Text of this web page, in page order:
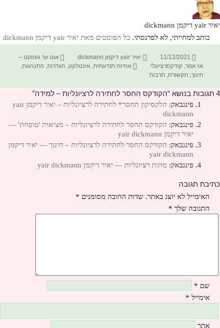
יאיר yair דיקמן dickmann
כותב למחייתי, לא לפרנסתי. כל הפוסטים מאת יאיר yair דיקמן dickmann‏
פורסם
בתאריך
11/12/2021 מחבר
יאיר yair דיקמן dickmann קטגוריות
אוט ער געזוקט –
אז אמר,קודקסרציונלי תגיות
אחיזה תודעתית, אינטלקט, הגדרות, התנהגות,
חינוך,תקשורת,תרבות
4 תגובות בנושא “הקודקס החסר לחתירה לרציונליות – למידה”
פינגבאק:
הלקסיקון החסר* לחתירה לרציונליות – יאיר דיקמן yair
dickmann
פינגבאק: הקודקס החסר לחתירה לרציונליות – מציאות 'טופחת' —
יאיר דיקמן yair dickmann
פינגבאק: הקודקס החסר לחתירה לרציונליות – חינוך — יאיר דיקמן
yair dickmann
פינגבאק: מהות רציונליות — יאיר דיקמן yair dickmann
כתיבת תגובה
האימייל לא יוצג באתר. שדות החובה מסומנים *
התגובה שלך *
שם *
אימייל *
אתר